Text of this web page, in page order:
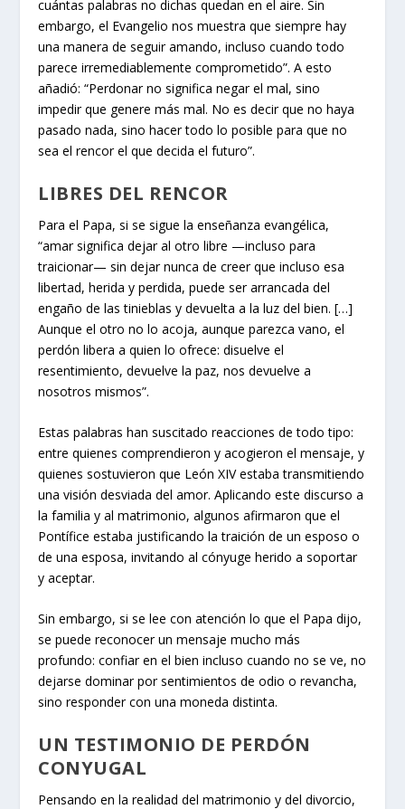
cuántas palabras no dichas quedan en el aire. Sin
embargo, el Evangelio nos muestra que siempre hay
una manera de seguir amando, incluso cuando todo
parece irremediablemente comprometido”. A esto
añadió: “Perdonar no significa negar el mal, sino
impedir que genere más mal. No es decir que no haya
pasado nada, sino hacer todo lo posible para que no
sea el rencor el que decida el futuro”.
LIBRES DEL RENCOR
Para el Papa, si se sigue la enseñanza evangélica,
“amar significa dejar al otro libre —incluso para
traicionar— sin dejar nunca de creer que incluso esa
libertad, herida y perdida, puede ser arrancada del
engaño de las tinieblas y devuelta a la luz del bien. […]
Aunque el otro no lo acoja, aunque parezca vano, el
perdón libera a quien lo ofrece: disuelve el
resentimiento, devuelve la paz, nos devuelve a
nosotros mismos”.
Estas palabras han suscitado reacciones de todo tipo:
entre quienes comprendieron y acogieron el mensaje, y
quienes sostuvieron que León XIV estaba transmitiendo
una visión desviada del amor. Aplicando este discurso a
la familia y al matrimonio, algunos afirmaron que el
Pontífice estaba justificando la traición de un esposo o
de una esposa, invitando al cónyuge herido a soportar
y aceptar.
Sin embargo, si se lee con atención lo que el Papa dijo,
se puede reconocer un mensaje mucho más
profundo: confiar en el bien incluso cuando no se ve, no
dejarse dominar por sentimientos de odio o revancha,
sino responder con una moneda distinta.
UN TESTIMONIO DE PERDÓN
CONYUGAL
Pensando en la realidad del matrimonio y del divorcio,